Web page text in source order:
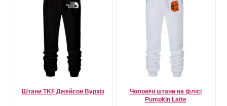
Штани TKF Джейсон Вурхіз
Чоловічі штани на флісі
Pumpkin Latte